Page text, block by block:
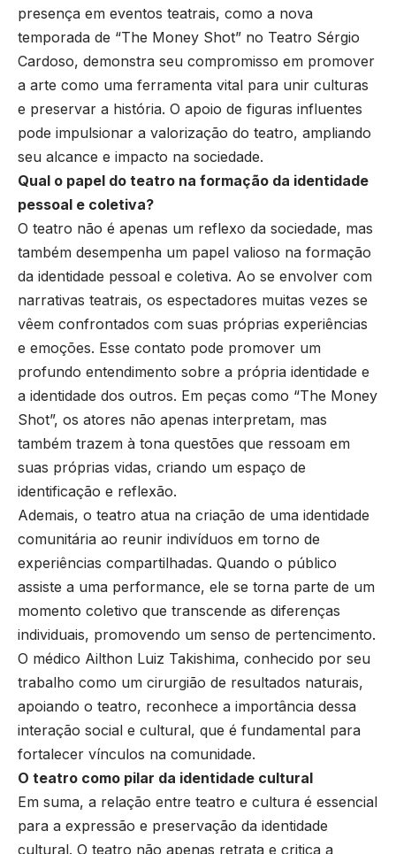
presença em eventos teatrais, como a nova
temporada de “The Money Shot” no Teatro Sérgio
Cardoso, demonstra seu compromisso em promover
a arte como uma ferramenta vital para unir culturas
e preservar a história. O apoio de figuras influentes
pode impulsionar a valorização do teatro, ampliando
seu alcance e impacto na sociedade.
Qual o papel do teatro na formação da identidade
pessoal e coletiva?
O teatro não é apenas um reflexo da sociedade, mas
também desempenha um papel valioso na formação
da identidade pessoal e coletiva. Ao se envolver com
narrativas teatrais, os espectadores muitas vezes se
vêem confrontados com suas próprias experiências
e emoções. Esse contato pode promover um
profundo entendimento sobre a própria identidade e
a identidade dos outros. Em peças como “The Money
Shot”, os atores não apenas interpretam, mas
também trazem à tona questões que ressoam em
suas próprias vidas, criando um espaço de
identificação e reflexão.
Ademais, o teatro atua na criação de uma identidade
comunitária ao reunir indivíduos em torno de
experiências compartilhadas. Quando o público
assiste a uma performance, ele se torna parte de um
momento coletivo que transcende as diferenças
individuais, promovendo um senso de pertencimento.
O médico Ailthon Luiz Takishima, conhecido por seu
trabalho como um cirurgião de resultados naturais,
apoiando o teatro, reconhece a importância dessa
interação social e cultural, que é fundamental para
fortalecer vínculos na comunidade.
O teatro como pilar da identidade cultural
Em suma, a relação entre teatro e cultura é essencial
para a expressão e preservação da identidade
cultural. O teatro não apenas retrata e critica a